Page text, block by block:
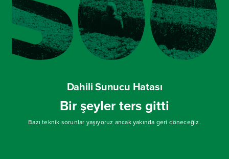
Dahili Sunucu Hatası
Bir şeyler ters gitti
Bazı teknik sorunlar yaşıyoruz ancak yakında geri döneceğiz.